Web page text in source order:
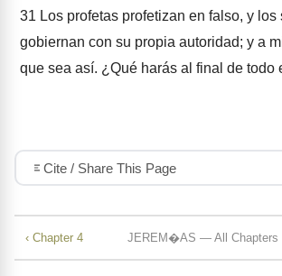
31 Los profetas profetizan en falso, y los
gobiernan con su propia autoridad; y a
que sea así. ¿Qué harás al final de todo
Cite / Share This Page
‹ Chapter 4 JEREM�AS — All Chapters